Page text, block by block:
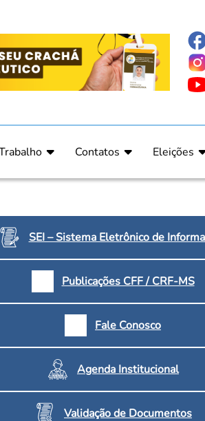
e Drogaria
no CRF/MS
e Oncologia
e Indígena
Contatos
Eleições
SEI – Sistema Eletrônico de
Publicações CFF / CRF-MS
Fale Conosco
Agenda Institucional
Validação de Documentos